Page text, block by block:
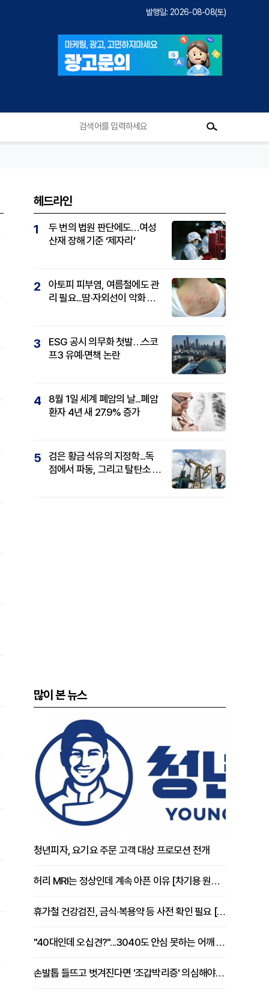
발행일: 2026-08-08(토)
헤드라인
1
두 번의 법원 판단에도…여성
산재 장해 기준 ‘제자리’
2
아토피 피부염, 여름철에도 관
리 필요...땀·자외선이 악화 요
3
ESG 공시 의무화 첫발…스코
프3 유예·면책 논란
4
8월 1일 세계 폐암의 날...폐암
환자 4년 새 27.9% 증가
5
검은 황금 석유의 지정학...독
점에서 파동, 그리고 탈탄소 패
많이 본 뉴스
청년피자, 요기요 주문 고객 대상 프로모션 전개
허리 MRI는 정상인데 계속 아픈 이유 [차기용 원장 칼럼]
휴가철 건강검진, 금식·복용약 등 사전 확인 필요 [정도감 원장 칼럼]
"40대인데 오십견?"...3040도 안심 못하는 어깨 유착성 관절낭염
손발톱 들뜨고 벗겨진다면 '조갑박리증' 의심해야 [김철윤 원장 칼럼]